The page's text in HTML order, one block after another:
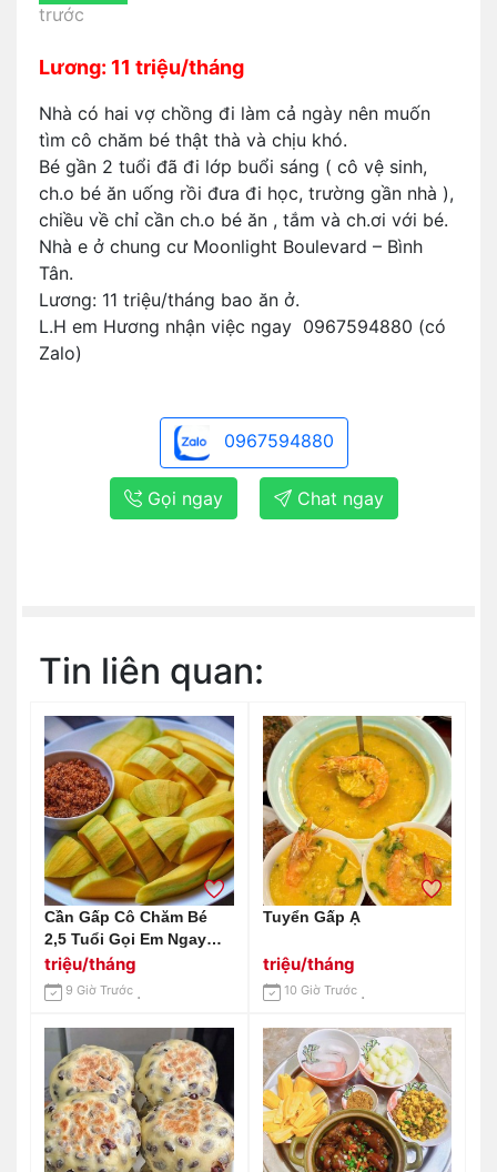
trước
Lương: 11 triệu/tháng
Nhà có hai vợ chồng đi làm cả ngày nên muốn
tìm cô chăm bé thật thà và chịu khó.
Bé gần 2 tuổi đã đi lớp buổi sáng ( cô vệ sinh,
ch.o bé ăn uống rồi đưa đi học, trường gần nhà ),
chiều về chỉ cần ch.o bé ăn , tắm và ch.ơi với bé.
Nhà e ở chung cư Moonlight Boulevard – Bình
Tân.
Lương: 11 triệu/tháng bao ăn ở.
L.H em Hương nhận việc ngay 0967594880 (có
Zalo)
0967594880
Gọi ngay Chat ngay
Tin liên quan:
Cần Gấp Cô Chăm Bé
2,5 Tuổi Gọi Em Ngay
0966529171
triệu/tháng
9 Giờ Trước
Tuyển Gấp Ạ
triệu/tháng
10 Giờ Trước